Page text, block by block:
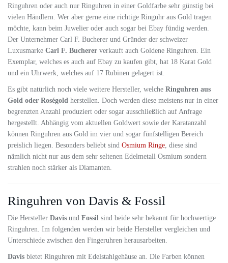
Ringuhren oder auch nur Ringuhren in einer Goldfarbe sehr günstig bei
vielen Händlern. Wer aber gerne eine richtige Ringuhr aus Gold tragen
möchte, kann beim Juwelier oder auch sogar bei Ebay fündig werden.
Der Unternehmer Carl F. Bucherer und Gründer der schweizer
Luxusmarke Carl F. Bucherer verkauft auch Goldene Ringuhren. Ein
Exemplar, welches es auch auf Ebay zu kaufen gibt, hat 18 Karat Gold
und ein Uhrwerk, welches auf 17 Rubinen gelagert ist.
Es gibt natürlich noch viele weitere Hersteller, welche Ringuhren aus
Gold oder Roségold herstellen. Doch werden diese meistens nur in einer
begrenzten Anzahl produziert oder sogar ausschließlich auf Anfrage
hergestellt. Abhängig vom aktuellen Goldwert sowie der Karatanzahl
können Ringuhren aus Gold im vier und sogar fünfstelligen Bereich
preislich liegen. Besonders beliebt sind Osmium Ringe, diese sind
nämlich nicht nur aus dem sehr seltenen Edelmetall Osmium sondern
strahlen noch stärker als Diamanten.
Ringuhren von Davis & Fossil
Die Hersteller Davis und Fossil sind beide sehr bekannt für hochwertige
Ringuhren. Im folgenden werden wir beide Hersteller vergleichen und
Unterschiede zwischen den Fingeruhren herausarbeiten.
Davis bietet Ringuhren mit Edelstahlgehäuse an. Die Farben können